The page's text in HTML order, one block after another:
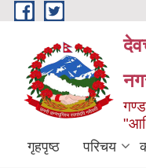
Skip to main content
गृहपृष्ठ परिचय